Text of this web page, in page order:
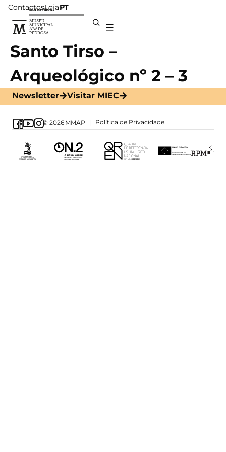
ContactosLojaPT
Santo Tirso –
Arqueológico nº 2 – 3
Newsletter Visitar MIEC
© 2026 MMAP Política de Privacidade